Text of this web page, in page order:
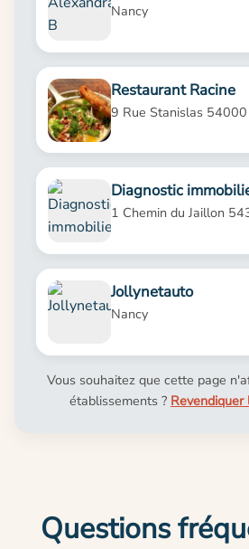
Nancy
Restaurant Racine
9 Rue Stanislas
Diagnostic
1 Chemin du Jaillon
Jollynetauto
Nancy
Vous souhaitez que cette page
établissements ?
Questions